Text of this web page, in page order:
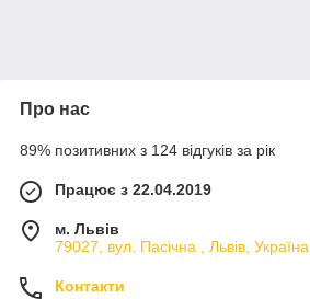
Про нас
89% позитивних з 124 відгуків за рік
Працює з 22.04.2019
м. Львів
79027, вул. Пасічна , Львів, Україна
Контакти